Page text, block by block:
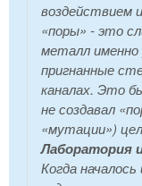
воздействием
«поры» - это
металл именно
пригнанные
каналах. Это
не создавал
«мутации»)
Лаборатория
Когда